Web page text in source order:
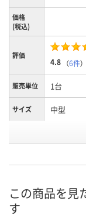
価格
(税込)
評価
4.8 （6件）
販売単位 1台
サイズ 中型
この商品を見
す